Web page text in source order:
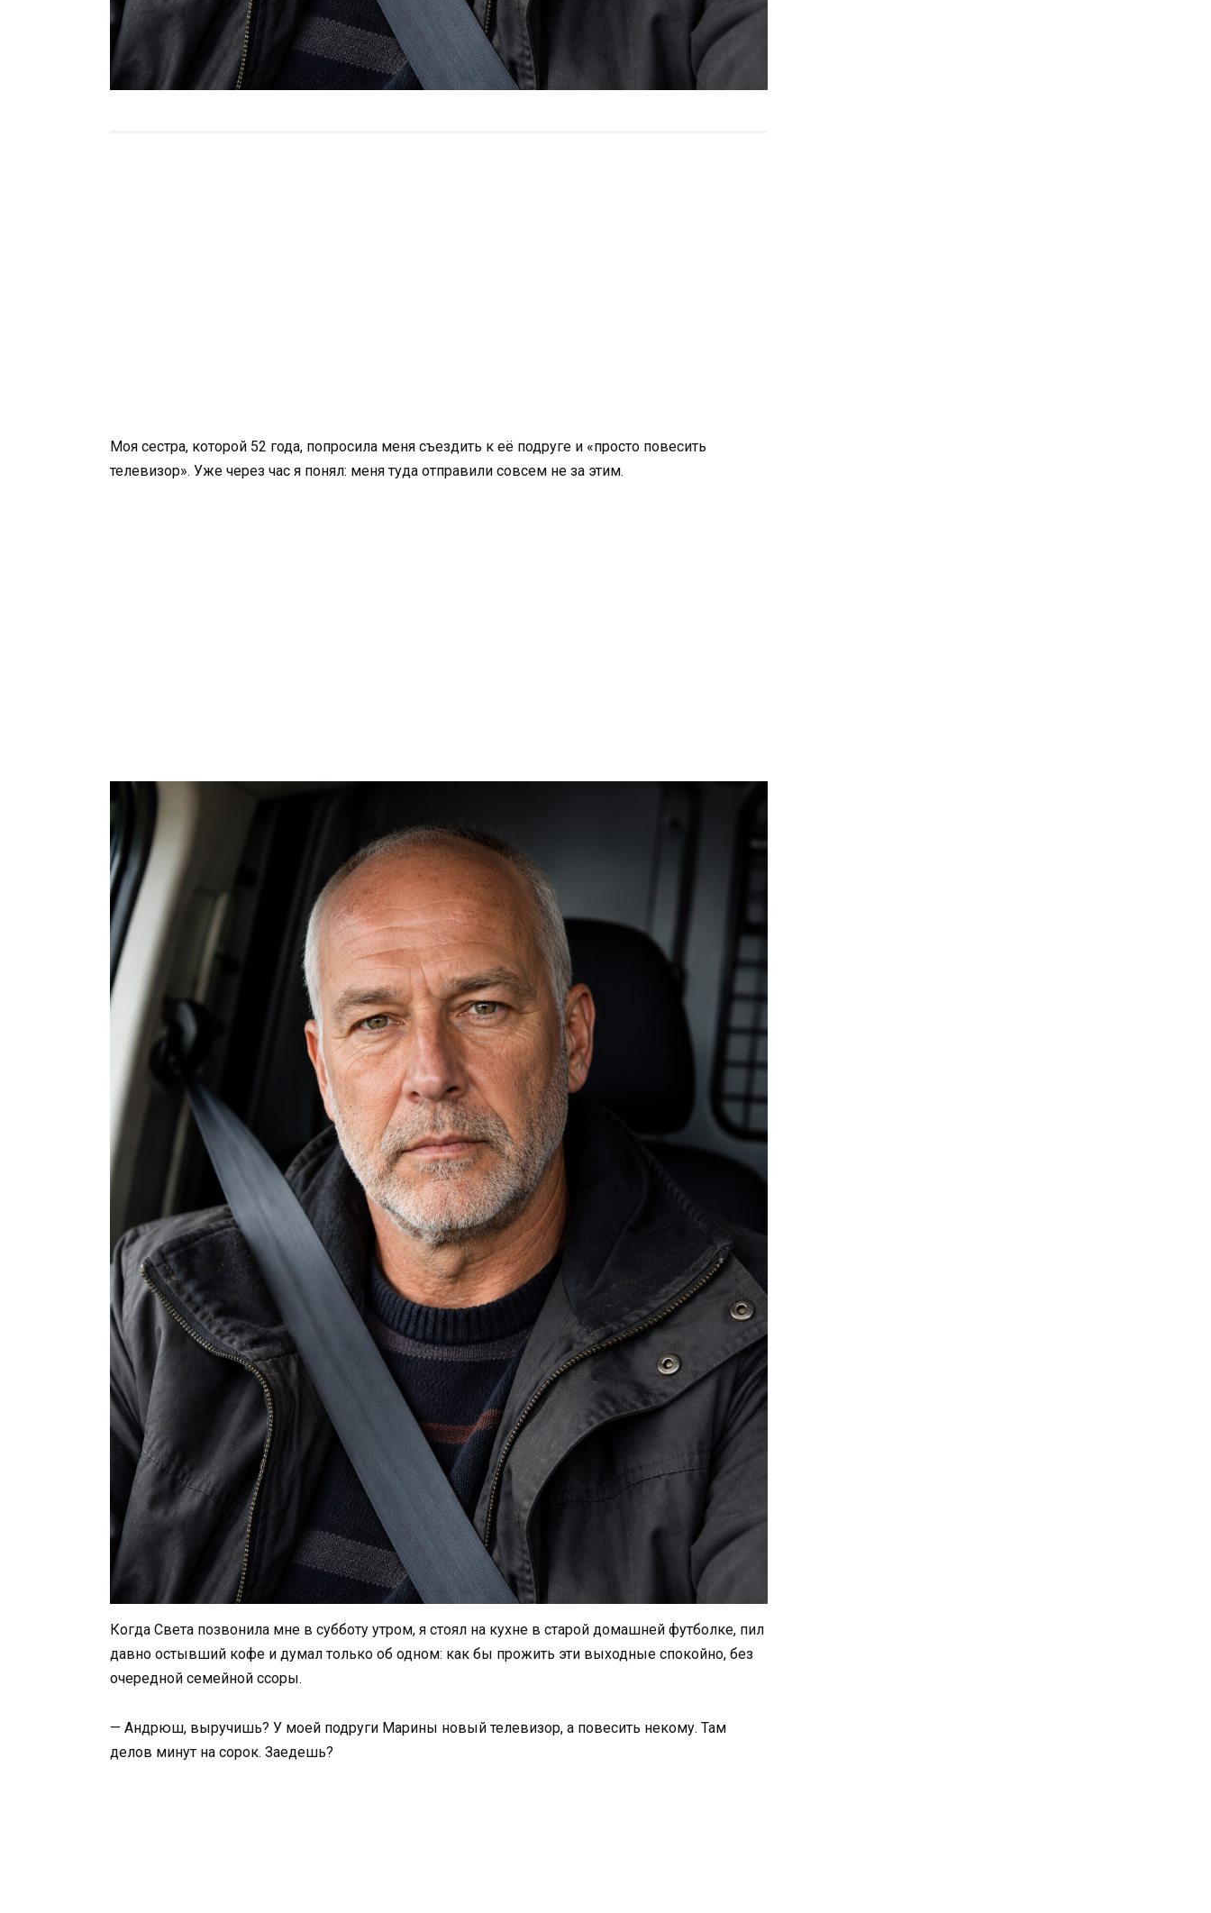
Моя сестра, которой 52 года, попросила меня съездить к её подруге и «просто повесить
телевизор». Уже через час я понял: меня туда отправили совсем не за этим.
Когда Света позвонила мне в субботу утром, я стоял на кухне в старой домашней футболке, пил
давно остывший кофе и думал только об одном: как бы прожить эти выходные спокойно, без
очередной семейной ссоры.
— Андрюш, выручишь? У моей подруги Марины новый телевизор, а повесить некому. Там
делов минут на сорок. Заедешь?